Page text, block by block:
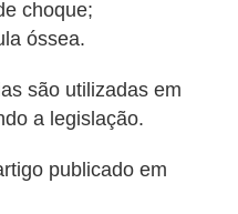
choque;
óssea.
são utilizadas em
a legislação.
publicado em